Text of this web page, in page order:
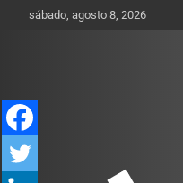
sábado, agosto 8, 2026